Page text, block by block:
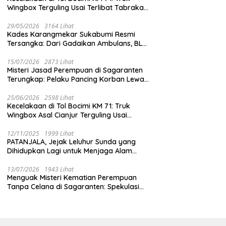
Wingbox Terguling Usai Terlibat Tabrakan
29/05/2026 3164 Lihat
Kades Karangmekar Sukabumi Resmi
Tersangka: Dari Gadaikan Ambulans, BLT
15/07/2026 2873 Lihat
Misteri Jasad Perempuan di Sagaranten
Terungkap: Pelaku Pancing Korban Lewat
25/06/2026 2598 Lihat
Kecelakaan di Tol Bocimi KM 71: Truk
Wingbox Asal Cianjur Terguling Usai
RS Sekarwangi
12/11/2025 1999 Lihat
PATANJALA, Jejak Leluhur Sunda yang
Dihidupkan Lagi untuk Menjaga Alam
13/07/2026 1943 Lihat
Menguak Misteri Kematian Perempuan
Tanpa Celana di Sagaranten: Spekulasi